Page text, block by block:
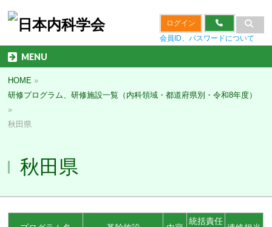
ログイン
会員ID、パスワードについて
MENU
HOME »
研修プログラム、研修施設一覧（内科領域・都道府県別・令和8年度）
»
秋田県
秋田県
統括責任